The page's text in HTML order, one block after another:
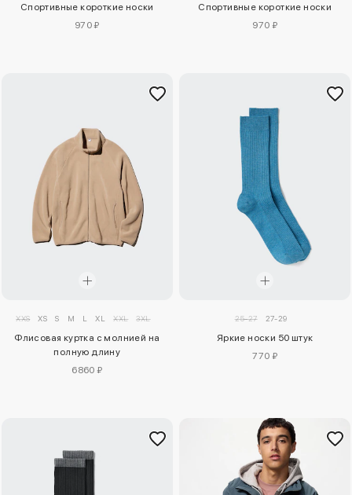
Спортивные короткие носки
970 ₽
Спортивные короткие носки
970 ₽
XXS XS S M L XL XXL 3XL
Флисовая куртка с молнией на
полную длину
6860 ₽
25-27 27-29
Яркие носки 50 штук
770 ₽